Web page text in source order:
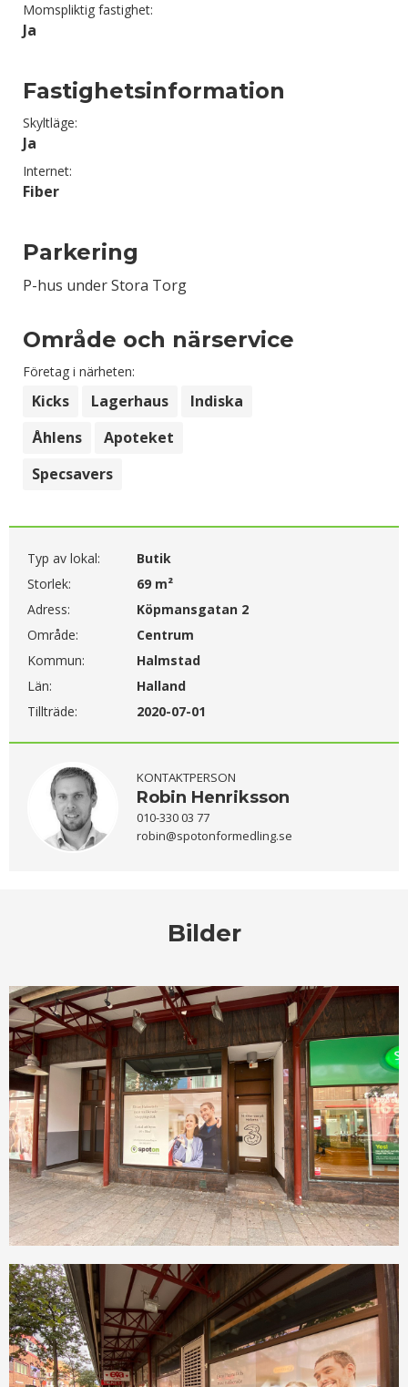
Momspliktig fastighet:
Ja
Fastighetsinformation
Skyltläge:
Ja
Internet:
Fiber
Parkering
P-hus under Stora Torg
Område och närservice
Företag i närheten:
Kicks Lagerhaus
Indiska
Åhlens
Apoteket
Specsavers
Typ av lokal:
Butik
Storlek:
69 m²
Adress:
Köpmansgatan 2
Område:
Centrum
Kommun:
Halmstad
Län:
Halland
Tillträde:
2020-07-01
KONTAKTPERSON
Robin Henriksson
010-330 03 77
robin@spotonformedling.se
Bilder